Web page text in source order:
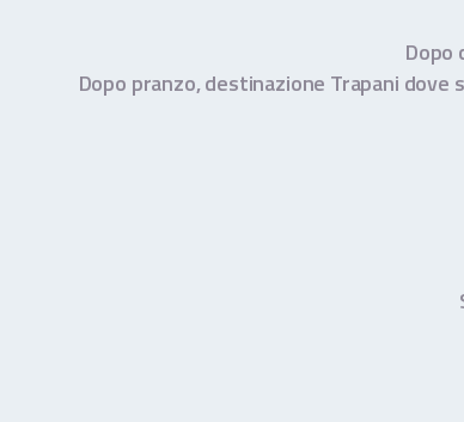
Dopo
Dopo pranzo, destinazione Trapani